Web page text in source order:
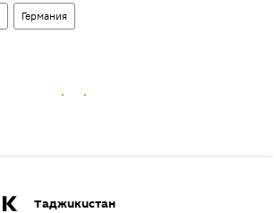
Германия
Таджикистан